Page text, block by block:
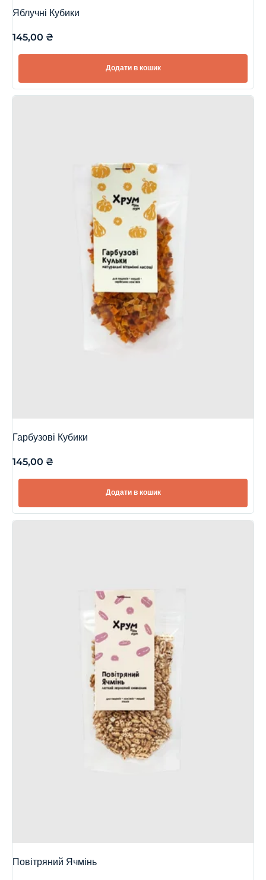
Яблучні Кубики
145,00 ₴
Додати в кошик
Гарбузові Кубики
145,00 ₴
Додати в кошик
Повітряний Ячмінь